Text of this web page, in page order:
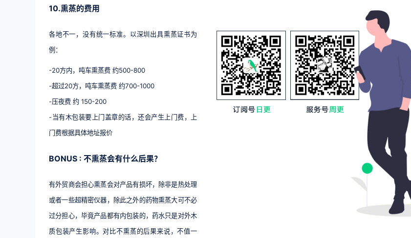
10.熏蒸的费用
各地不一，没有统一标准。以深圳出具熏蒸证书为
例：
-20方内，吨车熏蒸费 约500-800
-超过20方，吨车熏蒸费 约700-1000
-压夜费 约 150-200
-当有木包装要上门盖章的话，还会产生上门费，上
门费根据具体地址报价
BONUS : 不熏蒸会有什么后果？
有外贸商会担心熏蒸会对产品有损坏，除非是热处理
或者一些超精密仪器，除此之外的药物熏蒸大可不必
过分担心，毕竟产品都有内包装的，药水只是对外木
质包装产生影响。对比不熏蒸的后果来说，不值一